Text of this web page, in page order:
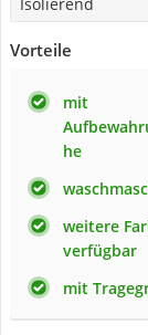
Vorteile
mit
he
weitere
verfügbar
mit